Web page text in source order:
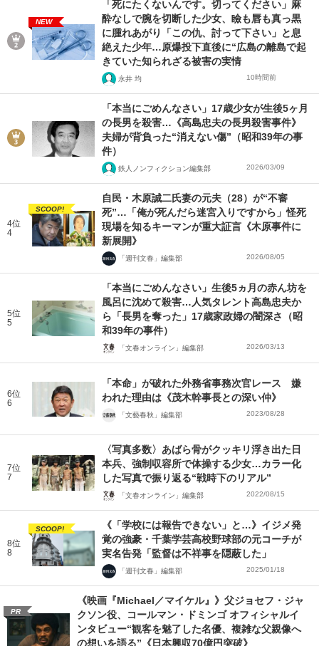
NEW
「死にたくないんです。切ってください」麻
酔なしで腕を切断した少女、瞼も唇も真っ黒
に腫れあがり「この仇、討って下さい」と息
絶えた少年…原爆投下直後に“広島の離島で起
きていた知られざる被害の実情
永井 均 10時間前
「本当にごめんなさい」17歳少女が生後5ヶ月
の長男を殺害…《高島忠夫の長男殺害事件》
夫婦が背負った“消えない傷”（昭和39年の事
件）
鉄人ノンフィクション編集部 2026/03/09
4位
4
SCOOP!
自民・木原誠二氏妻の元夫（28）が“不審
死”…「俺が死んだら迷宮入りですから」怪死
現場を知るキーマンが重大証言《木原事件に
新展開》
「週刊文春」編集部 2026/08/05
5位
5
「本当にごめんなさい」生後5ヵ月の赤ん坊を
風呂に沈めて殺害…人気タレント高島忠夫か
ら「長男を奪った」17歳家政婦の闇深さ（昭
和39年の事件）
「文春オンライン」編集部 2026/03/13
6位
6
「本命」が破れた外務省事務次官レース 嫌
われた理由は《茂木幹事長との深い仲》
「文藝春秋」編集部 2023/08/28
7位
7
〈写真多数〉あばら骨がクッキリ浮き出た日
本兵、強制収容所で体操する少女…カラー化
した写真で振り返る“戦時下のリアル”
「文春オンライン」編集部 2022/08/15
8位
8
SCOOP!
《「学校には報告できない」と…》イジメ発
覚の強豪・千葉学芸高校野球部の元コーチが
実名告発「監督は不祥事を隠蔽した」
「週刊文春」編集部 2025/01/18
PR
《映画『Michael／マイケル』》父ジョセフ・ジャ
クソン役、コールマン・ドミンゴ オフィシャルイ
ンタビュー“観客を魅了した名優、複雑な父親像へ
の想いを語る”《日本興収70億円突破》